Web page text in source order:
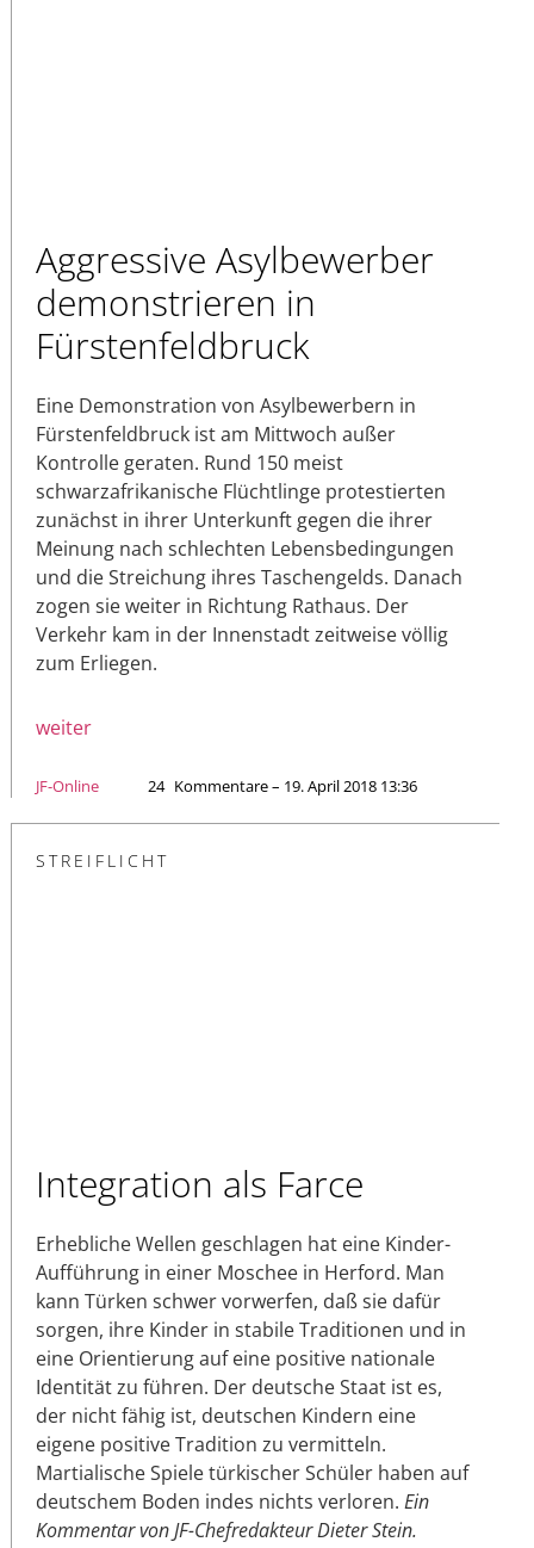
Aggressive Asylbewerber
demonstrieren in
Fürstenfeldbruck
Eine Demonstration von Asylbewerbern in
Fürstenfeldbruck ist am Mittwoch außer
Kontrolle geraten. Rund 150 meist
schwarzafrikanische Flüchtlinge protestierten
zunächst in ihrer Unterkunft gegen die ihrer
Meinung nach schlechten Lebensbedingungen
und die Streichung ihres Taschengelds. Danach
zogen sie weiter in Richtung Rathaus. Der
Verkehr kam in der Innenstadt zeitweise völlig
zum Erliegen.
weiter
JF-Online 24 Kommentare – 19. April 2018 13:36
STREIFLICHT
Integration als Farce
Erhebliche Wellen geschlagen hat eine Kinder-
Aufführung in einer Moschee in Herford. Man
kann Türken schwer vorwerfen, daß sie dafür
sorgen, ihre Kinder in stabile Traditionen und in
eine Orientierung auf eine positive nationale
Identität zu führen. Der deutsche Staat ist es,
der nicht fähig ist, deutschen Kindern eine
eigene positive Tradition zu vermitteln.
Martialische Spiele türkischer Schüler haben auf
deutschem Boden indes nichts verloren. Ein
Kommentar von JF-Chefredakteur Dieter Stein.